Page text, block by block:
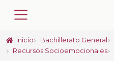
Inicio Bachillerato General
Recursos Socioemocionales